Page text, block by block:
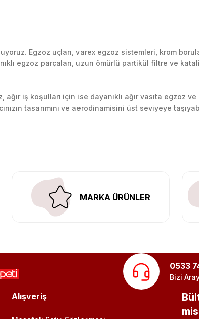
Egzoz uçları, varex egzoz sistemleri, krom
egzoz parçaları, uzun ömürlü partikül filtre ve
iş koşulları için ise dayanıklı ağır vasıta egzoz
tasarımını ve aerodinamisini üst seviyeye
montaj yapıyor, Türkiye’nin her yerine
MARKA ÜRÜNLER
0533
Bizi
Alışveriş